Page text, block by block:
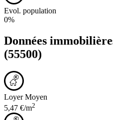
Evol. population
0%
Données
(55500)
Loyer Moyen
5,47 €/m2